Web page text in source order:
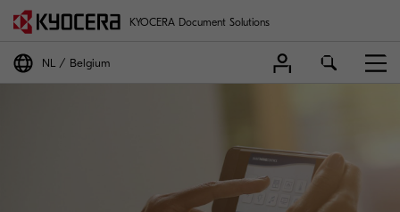
KYOCERA Document Solutions
NL Belgium